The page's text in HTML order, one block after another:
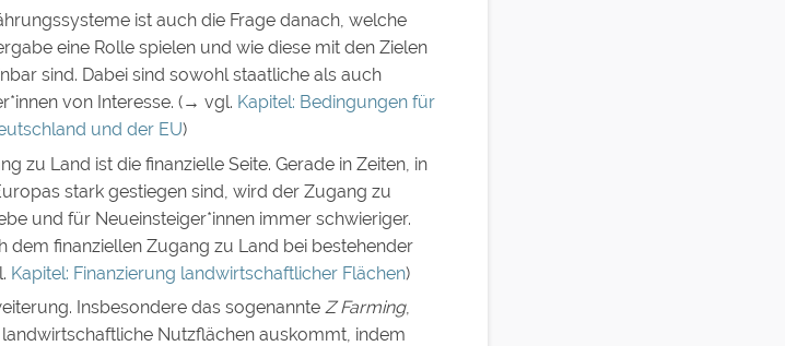
ist auch die Frage danach, welche
eine Rolle spielen und wie diese mit den Zielen
sind. Dabei sind sowohl staatliche als auch
von Interesse. (→ vgl. Kapitel: Bedingungen für
und der EU)
zu Land ist die finanzielle Seite. Gerade in Zeiten, in
stark gestiegen sind, wird der Zugang zu
und für Neueinsteiger*innen immer schwieriger.
dem finanziellen Zugang zu Land bei bestehender
Kapitel: Finanzierung landwirtschaftlicher Flächen)
Insbesondere das sogenannte Z Farming,
Nutzflächen auskommt, indem